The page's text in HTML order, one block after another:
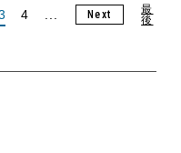
4 ... Next
最
後